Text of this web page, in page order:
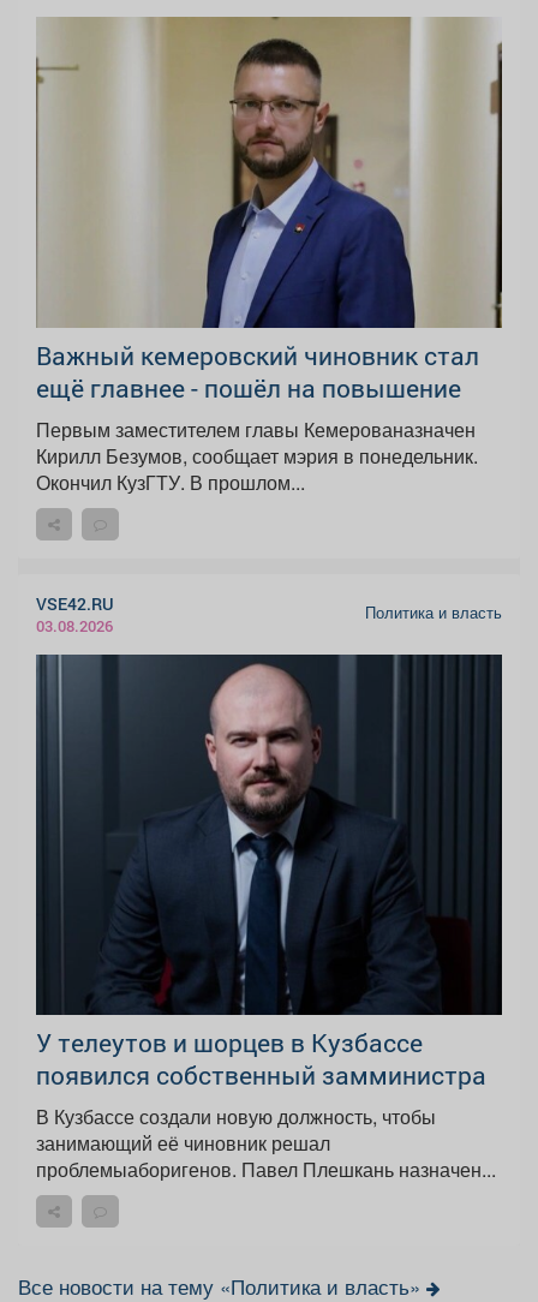
Важный кемеровский чиновник стал
ещё главнее - пошёл на повышение
Первым заместителем главы Кемерованазначен
Кирилл Безумов, сообщает мэрия в понедельник.
Окончил КузГТУ. В прошлом...
VSE42.RU
03.08.2026
Политика и власть
У телеутов и шорцев в Кузбассе
появился собственный замминистра
В Кузбассе создали новую должность, чтобы
занимающий её чиновник решал
проблемыаборигенов. Павел Плешкань назначен...
Все новости на тему «Политика и власть»